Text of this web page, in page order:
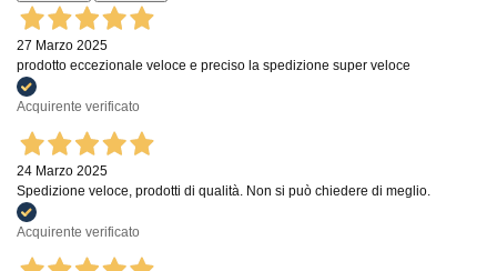
27 Marzo 2025
prodotto eccezionale veloce e preciso la spedizione super veloce
Acquirente verificato
24 Marzo 2025
Spedizione veloce, prodotti di qualità. Non si può chiedere di meglio.
Acquirente verificato